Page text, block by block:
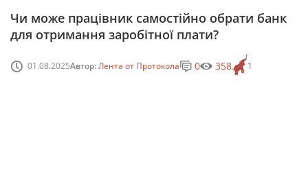
Чи може працівник самостійно обрати банк
для отримання заробітної плати?
01.08.2025Автор:Лента от Протокола 1
0 358